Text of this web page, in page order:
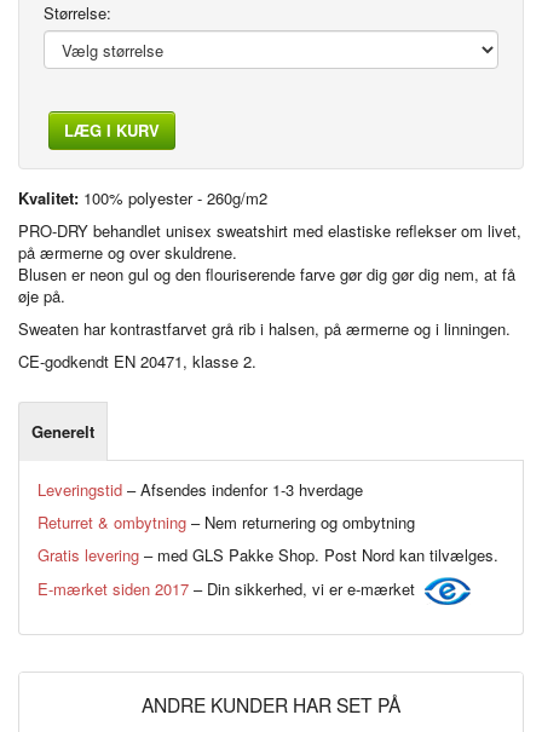
Størrelse:
LÆG I KURV
Kvalitet: 100% polyester - 260g/m2
PRO-DRY behandlet unisex sweatshirt med elastiske reflekser om livet,
på ærmerne og over skuldrene.
Blusen er neon gul og den flouriserende farve gør dig gør dig nem, at få
øje på.
Sweaten har kontrastfarvet grå rib i halsen, på ærmerne og i linningen.
CE-godkendt EN 20471, klasse 2.
Generelt
Leveringstid – Afsendes indenfor 1-3 hverdage
Returret & ombytning – Nem returnering og ombytning
Gratis levering – med GLS Pakke Shop. Post Nord kan tilvælges.
E-mærket siden 2017 – Din sikkerhed, vi er e-mærket
ANDRE KUNDER HAR SET PÅ